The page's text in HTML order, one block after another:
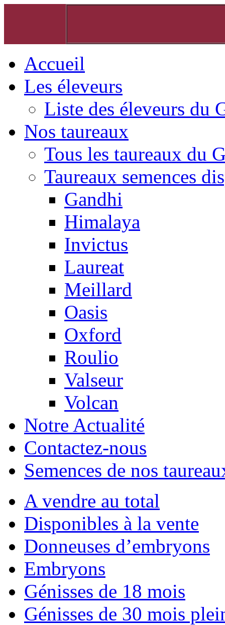
Accueil
Les éleveurs
Liste des éleveurs du
Nos taureaux
Tous les taureaux du
Taureaux semences
Gandhi
Himalaya
Invictus
Laureat
Meillard
Oasis
Oxford
Roulio
Valseur
Volcan
Notre Actualité
Contactez-nous
Semences de nos
A vendre au total
Disponibles à la vente
Donneuses d’embryons
Embryons
Génisses de 18 mois
Génisses de 30 mois